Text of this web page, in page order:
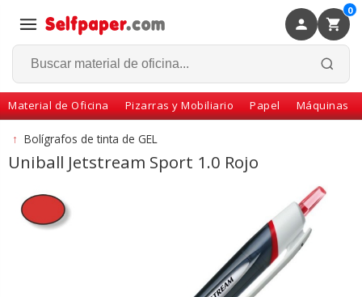
0
Material de Oficina Pizarras y Mobiliario Papel Máquinas
Volver
↑ Bolígrafos de tinta de GEL
Uniball Jetstream Sport 1.0 Rojo